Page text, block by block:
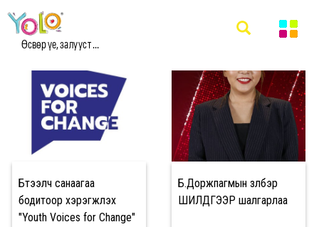
Өсвөр үе, залууст ...
#VOICE МЭДЭЭ
Бүтээлч санаагаа
бодитоор хэрэгжүүлэх
"Youth Voices for Change"
Б.Доржпагмын үзүүлбэр
ШИЛДГЭЭР шалгарлаа